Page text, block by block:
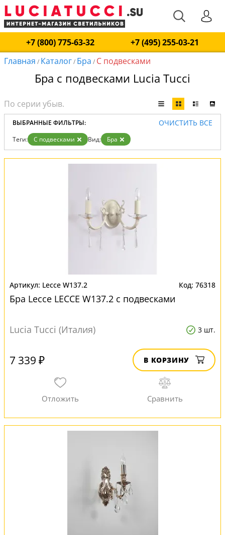
+7 (800) 775-63-32
+7 (495) 255-03-21
Главная / Каталог/ Бра / С подвесками
Бра с подвесками Lucia Tucci
ВЫБРАННЫЕ ФИЛЬТРЫ: ОЧИСТИТЬ ВСЕ
Теги: С подвесками Вид: Бра
Lecce W137.2 76318
Бра Lecce LECCE W137.2 с подвесками
Lucia Tucci (Италия) 3 шт.
7 339 ₽ В КОРЗИНУ